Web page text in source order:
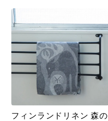
フィンランドリネン 森の